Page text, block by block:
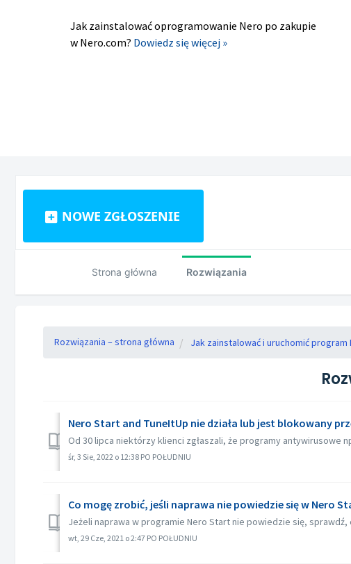
Jak zainstalować oprogramowanie Nero po zakupie
w Nero.com? Dowiedz się więcej »
NOWE ZGŁOSZENIE
Strona główna Rozwiązania
Rozwiązania – strona główna Jak zainstalować i uruchomić program
Nero Start and TuneItUp nie działa lub jest blokowany
Od 30 lipca niektórzy klienci zgłaszali, że programy antywirusowe
śr, 3 Sie, 2022 o 12:38 PO POŁUDNIU
Co mogę zrobić, jeśli naprawa nie powiedzie się w Nero
Jeżeli naprawa w programie Nero Start nie powiedzie się,
wt, 29 Cze, 2021 o 2:47 PO POŁUDNIU